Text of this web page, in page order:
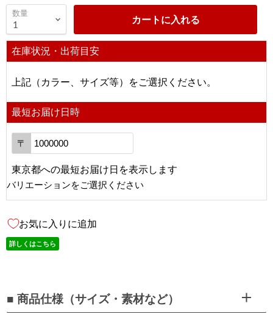
数量
カートに入れる
在庫状況・出荷目安
上記（カラー、サイズ等）をご選択ください。
最短お届け日時
〒
東京都への最短お届け日を表示します
バリエーションをご選択ください
お気に入りに追加
詳しくはこちら
■ 商品仕様（サイズ・素材など）